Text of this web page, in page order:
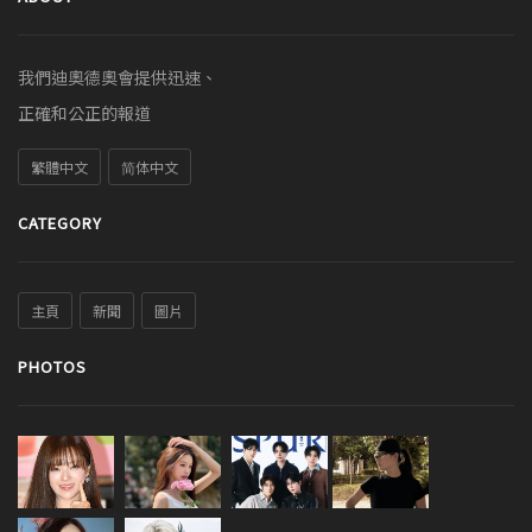
我們迪奧德奧會提供迅速、
正確和公正的報道
繁體中文 简体中文
CATEGORY
主頁 新聞 圖片
PHOTOS